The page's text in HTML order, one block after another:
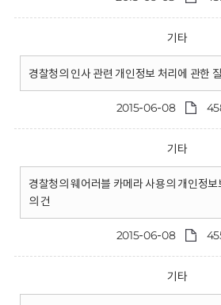
기타
경찰청의 인사 관련 개인정보 처리에 관한
2015-06-08
기타
경찰청의 웨어러블 카메라 사용의 개인정
의 건
2015-06-08
기타